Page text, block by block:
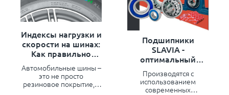
Индексы нагрузки и
скорости на шинах:
Как правильно
выбрать
безопасную резину
Автомобильные шины –
это не просто
резиновое покрытие, а
Подшипники
SLAVIA -
оптимальный
выбор для техники
Производятся с
использованием
современных